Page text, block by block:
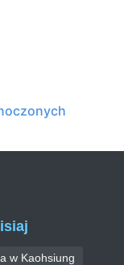
w Kaohsiung